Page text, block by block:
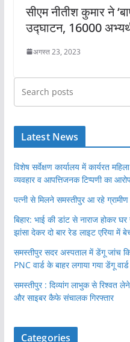
सीएम नीतीश कुमार ने
उद्घाटन, 16000
अगस्त 23, 2023
Latest News
विशेष सर्वेक्षण कार्यालय में कार्यरत
व्यवहार व आपत्तिजनक टिप्पणी का
पत्नी से मिलने समस्तीपुर आ रहे ग्रामीण
बिहार: भाई की डांट से नाराज होकर
झांसा देकर दो बार रेड लाइट एरिया में
समस्तीपुर सदर अस्पताल में डेंगू जांच
PNC वार्ड के बाहर लगाया गया डेंगू
समस्तीपुर : दिव्यांग लाभुक से रिश्वत
और साइबर कैफे संचालक गिरफ्तार
Categories